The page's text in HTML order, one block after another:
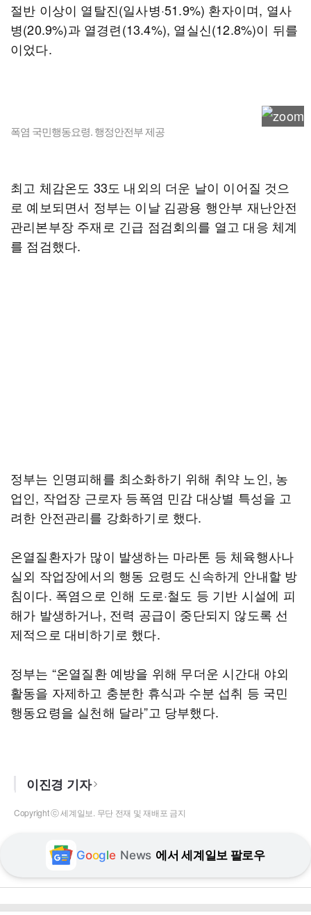
절반 이상이 열탈진(일사병·51.9%) 환자이며, 열사
병(20.9%)과 열경련(13.4%), 열실신(12.8%)이 뒤를
이었다.
폭염 국민행동요령. 행정안전부 제공
최고 체감온도 33도 내외의 더운 날이 이어질 것으
로 예보되면서 정부는 이날 김광용 행안부 재난안전
관리본부장 주재로 긴급 점검회의를 열고 대응 체계
를 점검했다.
정부는 인명피해를 최소화하기 위해 취약 노인, 농
업인, 작업장 근로자 등폭염 민감 대상별 특성을 고
려한 안전관리를 강화하기로 했다.
온열질환자가 많이 발생하는 마라톤 등 체육행사나
실외 작업장에서의 행동 요령도 신속하게 안내할 방
침이다. 폭염으로 인해 도로·철도 등 기반 시설에 피
해가 발생하거나, 전력 공급이 중단되지 않도록 선
제적으로 대비하기로 했다.
정부는 “온열질환 예방을 위해 무더운 시간대 야외
활동을 자제하고 충분한 휴식과 수분 섭취 등 국민
행동요령을 실천해 달라”고 당부했다.
이진경 기자
Copyright ⓒ 세계일보. 무단 전재 및 재배포 금지
Google News 에서 세계일보 팔로우